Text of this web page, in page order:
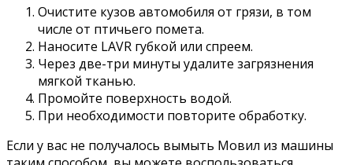
Очистите кузов автомобиля от грязи, в том
числе от птичьего помета.
Наносите LAVR губкой или спреем.
Через две-три минуты удалите загрязнения
мягкой тканью.
Промойте поверхность водой.
При необходимости повторите обработку.
Если у вас не получалось вымыть Мовил ​​из машины